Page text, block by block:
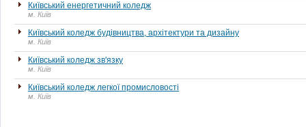
Київський енергетичний коледж
м. Київ
Київський коледж будівництва, архітектури та дизайну
м. Київ
Київський коледж зв'язку
м. Київ
Київський коледж легкої промисловості
м. Київ